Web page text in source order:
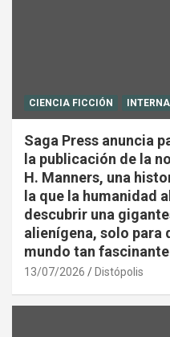
CIENCIA FICCIÓN
Saga Press anuncia
la publicación de la
H. Manners, una
la que la humanidad
descubrir una
alienígena, solo para
mundo tan
13/07/2026 Distópolis